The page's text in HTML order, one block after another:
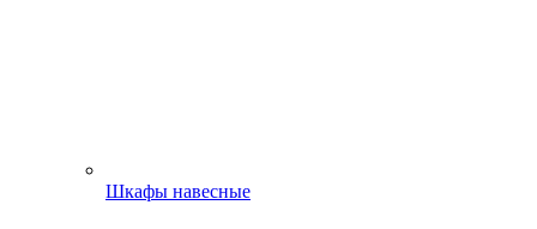
Шкафы навесные